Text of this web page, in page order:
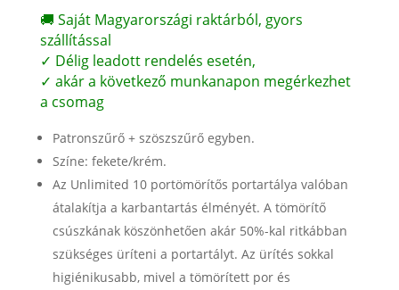
🚚 Saját Magyarországi raktárból, gyors
szállítással
✓ Délig leadott rendelés esetén,
✓ akár a következő munkanapon megérkezhet
a csomag
Patronszűrő + szöszszűrő egyben.
Színe: fekete/krém.
Az Unlimited 10 portömörítős portartálya valóban
átalakítja a karbantartás élményét. A tömörítő
csúszkának köszönhetően akár 50%-kal ritkábban
szükséges üríteni a portartályt. Az ürítés sokkal
higiénikusabb, mivel a tömörített por és